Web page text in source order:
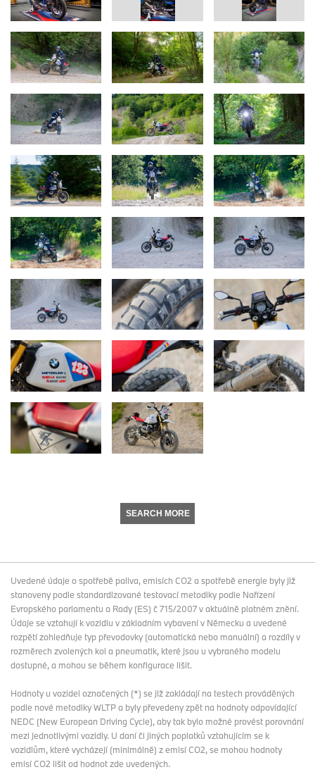
SEARCH MORE
Uvedené údaje o spotřebě paliva, emisích CO2 a spotřebě energie byly již
stanoveny podle standardizované testovací metodiky podle Nařízení
Evropského parlamentu a Rady (ES) č 715/2007 v aktuálně platném znění.
Údaje se vztahují k vozidlu v základním vybavení v Německu a uvedené
rozpětí zohledňuje typ převodovky (automatická nebo manuální) a rozdíly v
rozměrech zvolených kol a pneumatik, které jsou u vybraného modelu
dostupné, a mohou se během konfigurace lišit.
Hodnoty u vozidel označených (*) se již zakládají na testech prováděných
podle nové metodiky WLTP a byly převedeny zpět na hodnoty odpovídající
NEDC (New European Driving Cycle), aby tak bylo možné provést porovnání
mezi jednotlivými vozidly. U daní či jiných poplatků vztahujícím se k
vozidlům, které vycházejí (minimálně) z emisí CO2, se mohou hodnoty
emisí CO2 lišit od hodnot zde uvedených.